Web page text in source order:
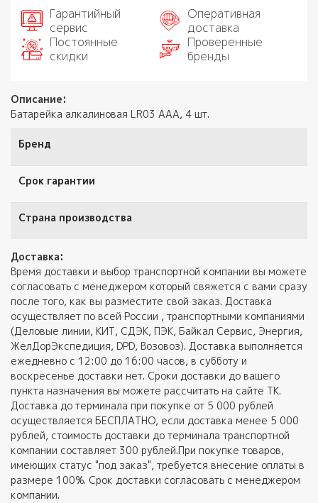
Гарантийный
сервис
Оперативная
доставка
Постоянные
скидки
Проверенные
бренды
Описание:
Батарейка алкалиновая LR03 АAА, 4 шт.
Бренд
Срок гарантии
Страна производства
Доставка:
Время доставки и выбор транспортной компании вы можете
согласовать с менеджером который свяжется с вами сразу
после того, как вы разместите свой заказ. Доставка
осуществляет по всей России , транспортными компаниями
(Деловые линии, КИТ, СДЭК, ПЭК, Байкал Сервис, Энергия,
ЖелДорЭкспедиция, DPD, Возовоз). Доставка выполняется
ежедневно с 12:00 до 16:00 часов, в субботу и
воскресенье доставки нет. Сроки доставки до вашего
пункта назначения вы можете рассчитать на сайте ТК.
Доставка до терминала при покупке от 5 000 рублей
осуществляется БЕСПЛАТНО, если доставка менее 5 000
рублей, стоимость доставки до терминала транспортной
компании составляет 300 рублей.При покупке товаров,
имеющих статус "под заказ", требуется внесение оплаты в
размере 100%. Срок доставки согласовать с менеджером
компании.